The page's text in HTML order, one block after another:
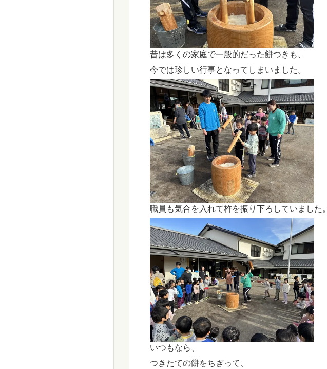
昔は多くの家庭で一般的だった餅つきも、
今では珍しい行事となってしまいました。
職員も気合を入れて杵を振り下ろしていました。
いつもなら、
つきたての餅をちぎって、